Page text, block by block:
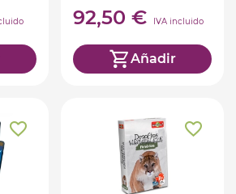
92,50 € IVA incluido
Añadir